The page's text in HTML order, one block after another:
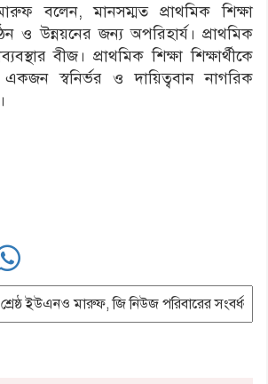
বলেন, মানসম্মত প্রাথমিক শিক্ষা
ও উন্নয়নের জন্য অপরিহার্য। প্রাথমিক
বীজ। প্রাথমিক শিক্ষা শিক্ষার্থীকে
স্বনির্ভর ও দায়িত্ববান নাগরিক